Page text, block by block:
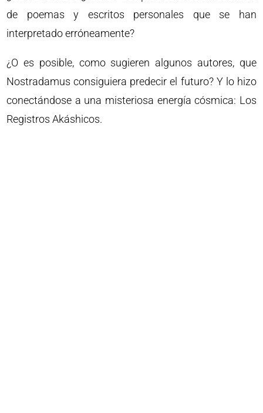
de poemas y escritos personales que se han
interpretado erróneamente?
¿O es posible, como sugieren algunos autores, que
Nostradamus consiguiera predecir el futuro? Y lo hizo
conectándose a una misteriosa energía cósmica: Los
Registros Akáshicos.